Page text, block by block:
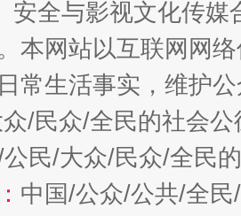
安全与影视文化传
本网站以互联网网
常生活事实，维护
/民众/全民的社会公
公民/大众/民众/全民
中国/公众/公共/全